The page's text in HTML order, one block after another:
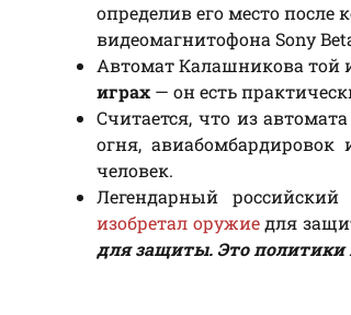
определив его место
видеомагнитофона Sony
Автомат Калашникова той
играх — он есть
Считается, что из
огня,
человек.
Легендарный
изобретал оружиедля
для защиты. Это политики